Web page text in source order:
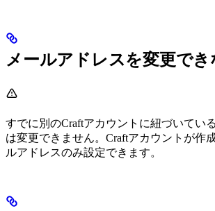
メールアドレスを変更でき
すでに別のCraftアカウントに紐づいてい
は変更できません。Craftアカウントが作
ルアドレスのみ設定できます。